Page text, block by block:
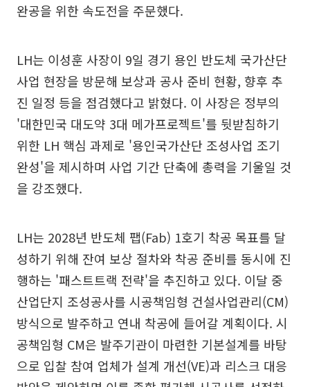
완공을 위한 속도전을 주문했다.
LH는 이성훈 사장이 9일 경기 용인 반도체 국가산단
사업 현장을 방문해 보상과 공사 준비 현황, 향후 추
진 일정 등을 점검했다고 밝혔다. 이 사장은 정부의
'대한민국 대도약 3대 메가프로젝트'를 뒷받침하기
위한 LH 핵심 과제로 '용인국가산단 조성사업 조기
완성'을 제시하며 사업 기간 단축에 총력을 기울일 것
을 강조했다.
LH는 2028년 반도체 팹(Fab) 1호기 착공 목표를 달
성하기 위해 잔여 보상 절차와 착공 준비를 동시에 진
행하는 '패스트트랙 전략'을 추진하고 있다. 이달 중
산업단지 조성공사를 시공책임형 건설사업관리(CM)
방식으로 발주하고 연내 착공에 들어갈 계획이다. 시
공책임형 CM은 발주기관이 마련한 기본설계를 바탕
으로 입찰 참여 업체가 설계 개선(VE)과 리스크 대응